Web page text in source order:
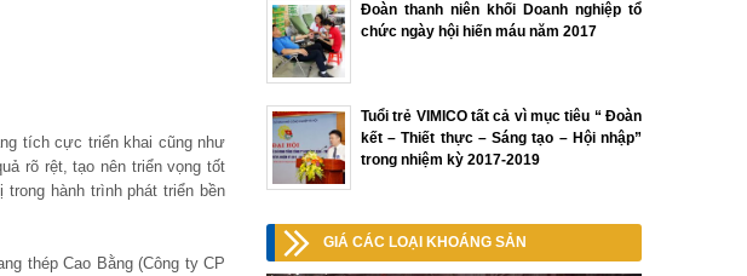
tích cực triển khai cũng như
rõ rệt, tạo nên triển vọng tốt
hành trình phát triển bền
thép Cao Bằng (Công ty CP
Đoàn thanh niên khối Doanh nghiệp tổ
chức ngày hội hiến máu năm 2017
Tuổi trẻ VIMICO tất cả vì mục tiêu “ Đoàn
kết – Thiết thực – Sáng tạo – Hội nhập”
trong nhiệm kỳ 2017-2019
GIÁ CÁC LOẠI KHOÁNG SẢN